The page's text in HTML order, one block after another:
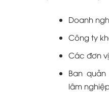
Doanh
Công ty
Các đơn
Ban
lâm